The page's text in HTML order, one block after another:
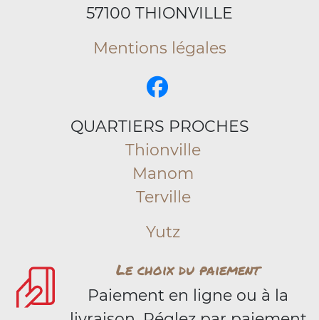
57100 THIONVILLE
Mentions légales
QUARTIERS PROCHES
Thionville
Manom
Terville
Yutz
Le choix du paiement
Paiement en ligne ou à la